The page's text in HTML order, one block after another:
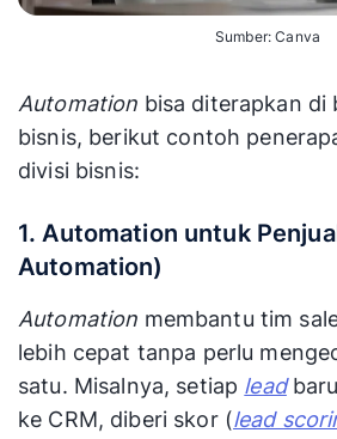
Sumber: Canva
Automation bisa diterapkan di
bisnis, berikut contoh
divisi bisnis:
1. Automation untuk
Automation)
Automation membantu tim
lebih cepat tanpa perlu
satu. Misalnya, setiap lead
ke CRM, diberi skor (lead